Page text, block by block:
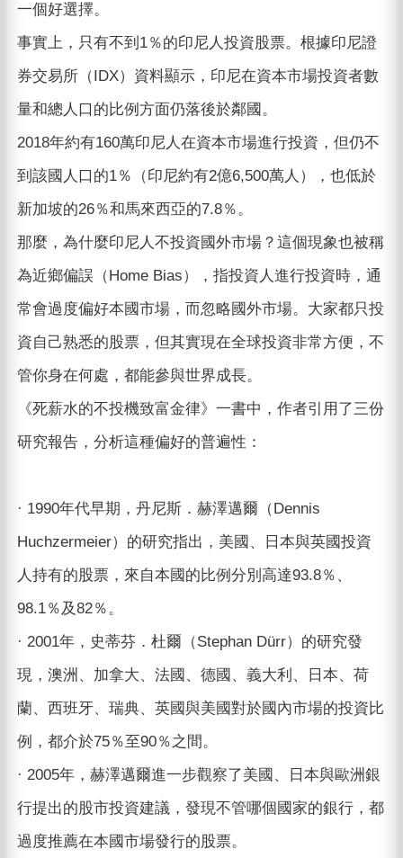
一個好選擇。
事實上，只有不到1％的印尼人投資股票。根據印尼證
券交易所（IDX）資料顯示，印尼在資本市場投資者數
量和總人口的比例方面仍落後於鄰國。
2018年約有160萬印尼人在資本市場進行投資，但仍不
到該國人口的1％（印尼約有2億6,500萬人），也低於
新加坡的26％和馬來西亞的7.8％。
那麼，為什麼印尼人不投資國外市場？這個現象也被稱
為近鄉偏誤（Home Bias），指投資人進行投資時，通
常會過度偏好本國市場，而忽略國外市場。大家都只投
資自己熟悉的股票，但其實現在全球投資非常方便，不
管你身在何處，都能參與世界成長。
《死薪水的不投機致富金律》一書中，作者引用了三份
研究報告，分析這種偏好的普遍性：
· 1990年代早期，丹尼斯．赫澤邁爾（Dennis
Huchzermeier）的研究指出，美國、日本與英國投資
人持有的股票，來自本國的比例分別高達93.8％、
98.1％及82％。
· 2001年，史蒂芬．杜爾（Stephan Dürr）的研究發
現，澳洲、加拿大、法國、德國、義大利、日本、荷
蘭、西班牙、瑞典、英國與美國對於國內市場的投資比
例，都介於75％至90％之間。
· 2005年，赫澤邁爾進一步觀察了美國、日本與歐洲銀
行提出的股市投資建議，發現不管哪個國家的銀行，都
過度推薦在本國市場發行的股票。